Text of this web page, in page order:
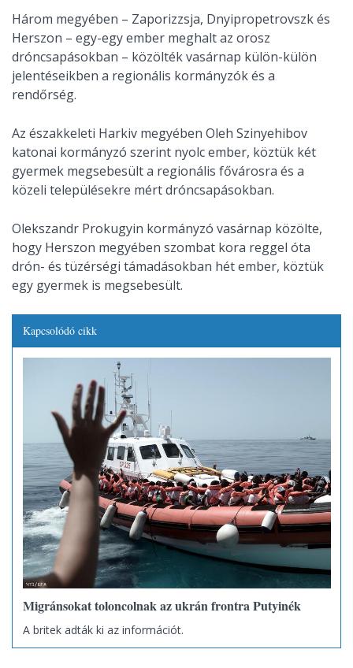
Három megyében – Zaporizzsja, Dnyipropetrovszk és
Herszon – egy-egy ember meghalt az orosz
dróncsapásokban – közölték vasárnap külön-külön
jelentéseikben a regionális kormányzók és a
rendőrség.
Az északkeleti Harkiv megyében Oleh Szinyehibov
katonai kormányzó szerint nyolc ember, köztük két
gyermek megsebesült a regionális fővárosra és a
közeli településekre mért dróncsapásokban.
Olekszandr Prokugyin kormányzó vasárnap közölte,
hogy Herszon megyében szombat kora reggel óta
drón- és tüzérségi támadásokban hét ember, köztük
egy gyermek is megsebesült.
Kapcsolódó cikk
Migránsokat toloncolnak az ukrán frontra Putyinék
A britek adták ki az információt.